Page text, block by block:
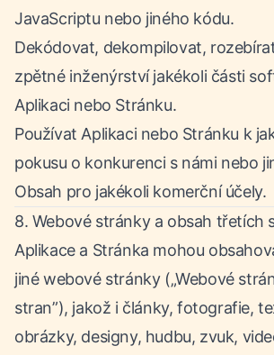
JavaScriptu nebo jiného kódu.
Dekódovat, dekompilovat,
zpětné inženýrství jakékoli části
Aplikaci nebo Stránku.
Používat Aplikaci nebo Stránku k
pokusu o konkurenci s námi nebo
Obsah pro jakékoli komerční účely.
8. Webové stránky a obsah třetích
Aplikace a Stránka mohou
jiné webové stránky („Webové
stran”), jakož i články, fotografie,
obrázky, designy, hudbu, zvuk,